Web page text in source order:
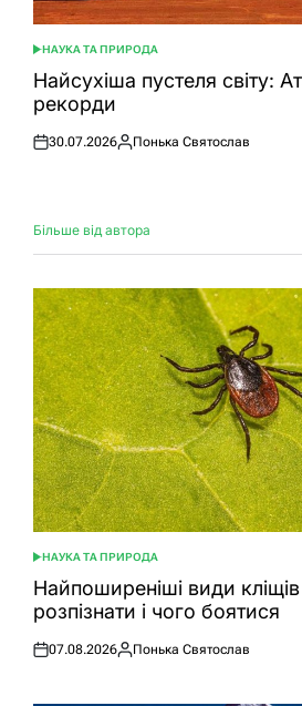
ОПУБЛІКУВАТИ
У
НАУКА ТА ПРИРОДА
Найсухіша пустеля світу:
рекорди
Оприлюднено
30.07.2026
Опубліковано
Понька Святослав
Більше від автора
ОПУБЛІКУВАТИ
У
НАУКА ТА ПРИРОДА
Найпоширеніші види кліщів
розпізнати і чого боятися
Оприлюднено
07.08.2026
Опубліковано
Понька Святослав